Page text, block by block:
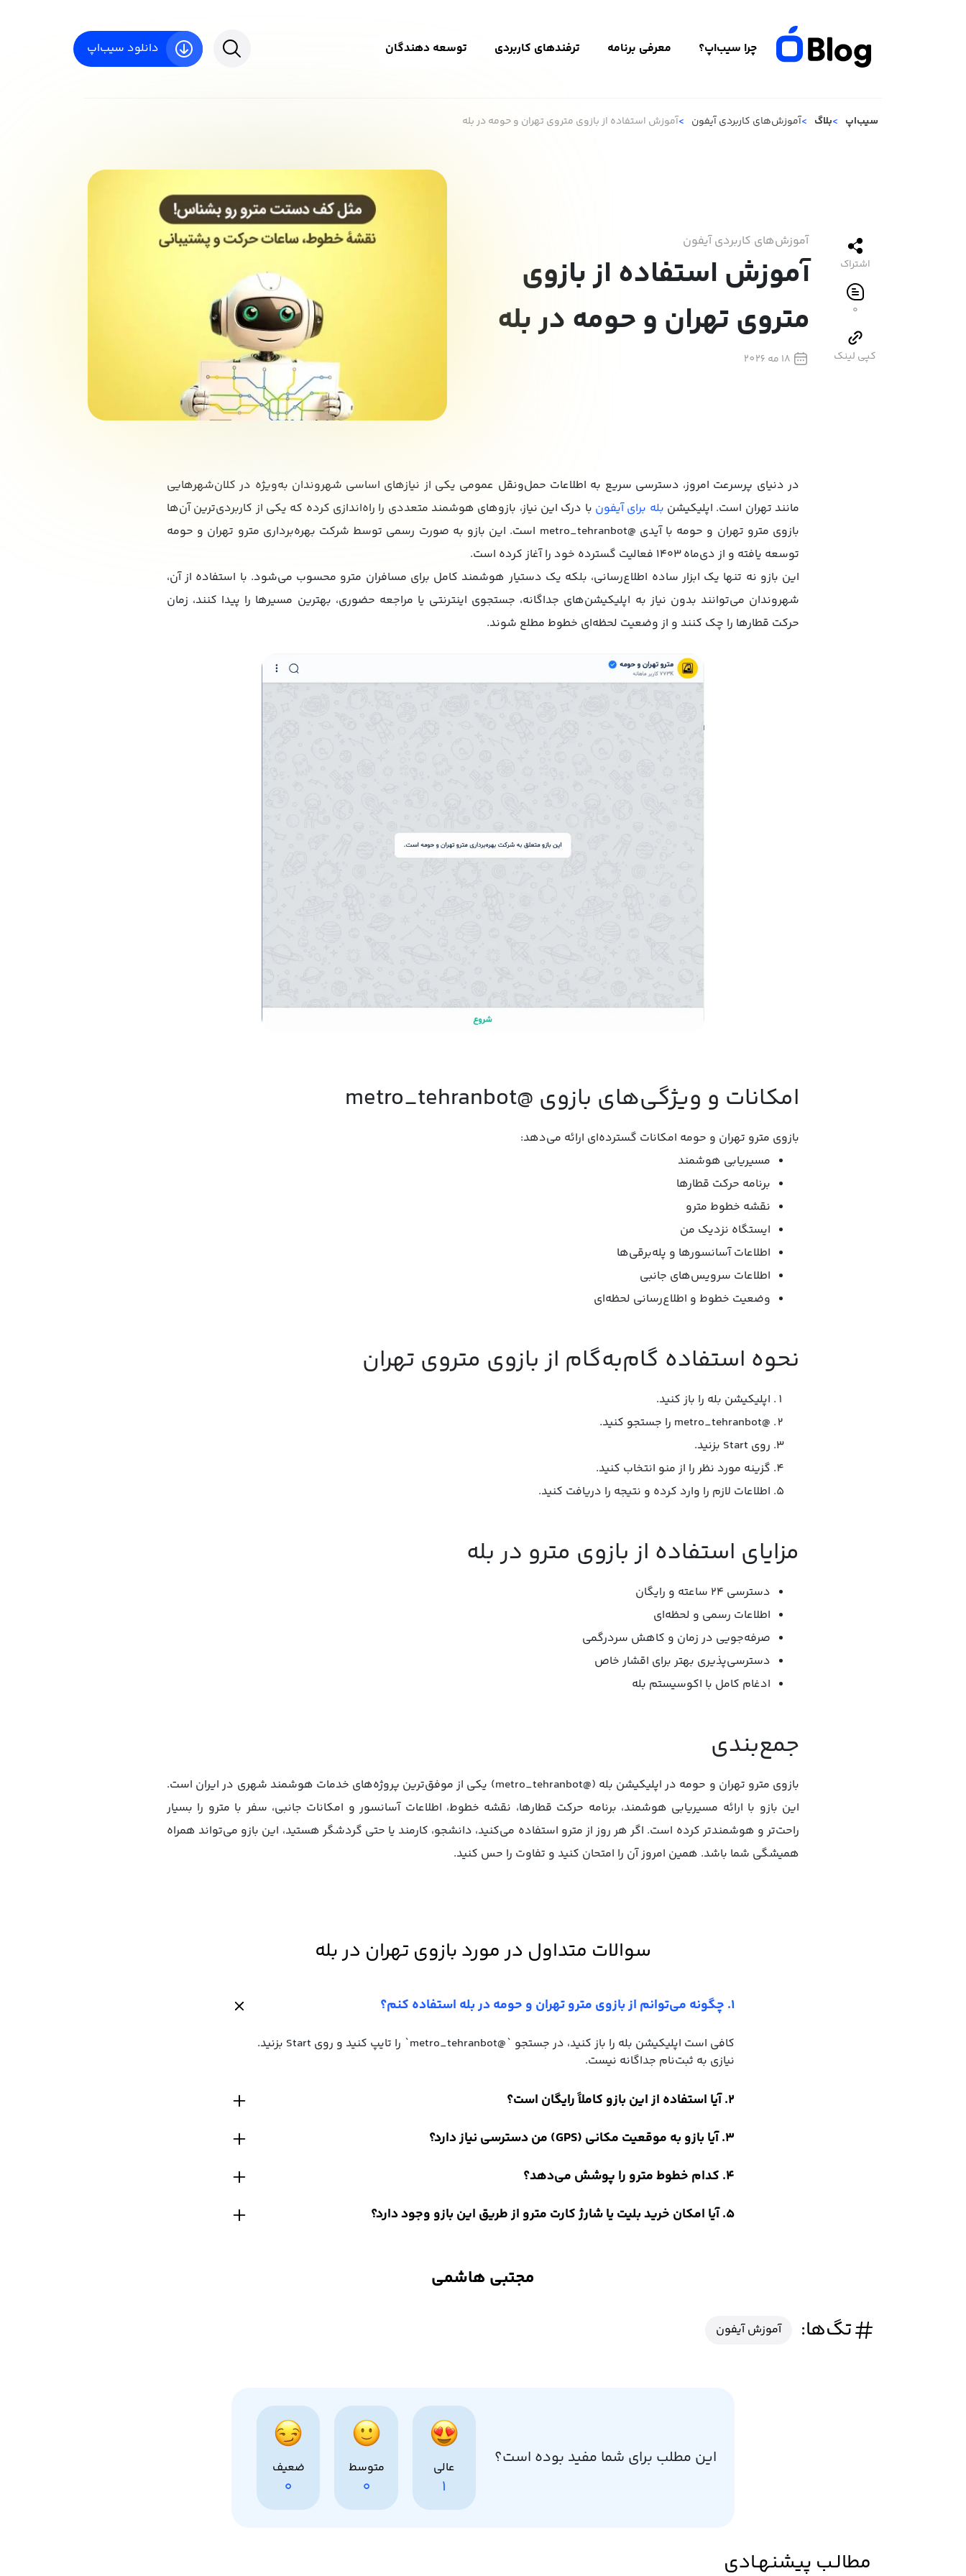
چرا سیب‌اپ؟ معرفی برنامه ترفندهای کاربردی توسعه دهندگان دانلود سیب‌اپ
سیب‌اپ بلاگ آموزش‌های کاربردی آیفون آموزش استفاده از بازوی متروی تهران و حومه در بله
آموزش‌های کاربردی آیفون
آموزش استفاده از بازوی
متروی تهران و حومه در بله
18 مه 2026
اشتراک
۰
کپی لینک
در دنیای پرسرعت امروز، دسترسی سریع به اطلاعات حمل‌ونقل عمومی یکی از نیازهای اساسی شهروندان به‌ویژه در کلان‌شهرهایی
مانند تهران است. اپلیکیشن بله برای آیفون با درک این نیاز، بازوهای هوشمند متعددی را راه‌اندازی کرده که یکی از کاربردی‌ترین آن‌ها
بازوی مترو تهران و حومه با آیدی @metro_tehranbot است. این بازو به صورت رسمی توسط شرکت بهره‌برداری مترو تهران و حومه
توسعه یافته و از دی‌ماه ۱۴۰۳ فعالیت گسترده خود را آغاز کرده است.
این بازو نه تنها یک ابزار ساده اطلاع‌رسانی، بلکه یک دستیار هوشمند کامل برای مسافران مترو محسوب می‌شود. با استفاده از آن،
شهروندان می‌توانند بدون نیاز به اپلیکیشن‌های جداگانه، جستجوی اینترنتی یا مراجعه حضوری، بهترین مسیرها را پیدا کنند، زمان
حرکت قطارها را چک کنند و از وضعیت لحظه‌ای خطوط مطلع شوند.
امکانات و ویژگی‌های بازوی @metro_tehranbot
بازوی مترو تهران و حومه امکانات گسترده‌ای ارائه می‌دهد:
مسیریابی هوشمند
برنامه حرکت قطارها
نقشه خطوط مترو
ایستگاه نزدیک من
اطلاعات آسانسورها و پله‌برقی‌ها
اطلاعات سرویس‌های جانبی
وضعیت خطوط و اطلاع‌رسانی لحظه‌ای
نحوه استفاده گام‌به‌گام از بازوی متروی تهران
اپلیکیشن بله را باز کنید.
@metro_tehranbot را جستجو کنید.
روی Start بزنید.
گزینه مورد نظر را از منو انتخاب کنید.
اطلاعات لازم را وارد کرده و نتیجه را دریافت کنید.
مزایای استفاده از بازوی مترو در بله
دسترسی ۲۴ ساعته و رایگان
اطلاعات رسمی و لحظه‌ای
صرفه‌جویی در زمان و کاهش سردرگمی
دسترسی‌پذیری بهتر برای اقشار خاص
ادغام کامل با اکوسیستم بله
جمع‌بندی
بازوی مترو تهران و حومه در اپلیکیشن بله (@metro_tehranbot) یکی از موفق‌ترین پروژه‌های خدمات هوشمند شهری در ایران است.
این بازو با ارائه مسیریابی هوشمند، برنامه حرکت قطارها، نقشه خطوط، اطلاعات آسانسور و امکانات جانبی، سفر با مترو را بسیار
راحت‌تر و هوشمندتر کرده است. اگر هر روز از مترو استفاده می‌کنید، دانشجو، کارمند یا حتی گردشگر هستید، این بازو می‌تواند همراه
همیشگی شما باشد. همین امروز آن را امتحان کنید و تفاوت را حس کنید.
سوالات متداول در مورد بازوی تهران در بله
۱. چگونه می‌توانم از بازوی مترو تهران و حومه در بله استفاده کنم؟
کافی است اپلیکیشن بله را باز کنید، در جستجو `@metro_tehranbot` را تایپ کنید و روی Start بزنید.
نیازی به ثبت‌نام جداگانه نیست.
۲. آیا استفاده از این بازو کاملاً رایگان است؟
۳. آیا بازو به موقعیت مکانی (GPS) من دسترسی نیاز دارد؟
۴. کدام خطوط مترو را پوشش می‌دهد؟
۵. آیا امکان خرید بلیت یا شارژ کارت مترو از طریق این بازو وجود دارد؟
مجتبی هاشمی
تگ‌ها: آموزش آیفون
این مطلب برای شما مفید بوده است؟ عالی
1
متوسط
0
ضعیف
0
مطالـب پیشنهـادی